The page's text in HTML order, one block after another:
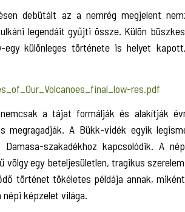
debütált az a nemrég megjelent
legendáit gyűjti össze. Külön
egy különleges története is helyet
res.pdf
a tájat formálják és alakítják
megragadják. A Bükk-vidék egyik
Damasa-szakadékhoz kapcsolódik. A
völgy egy beteljesületlen, tragikus
történet tökéletes példája annak,
népi képzelet világa.